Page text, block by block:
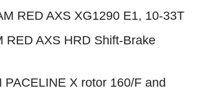
RED AXS XG1290 E1, 10-33T
RED AXS HRD Shift-Brake
PACELINE X rotor 160/F and